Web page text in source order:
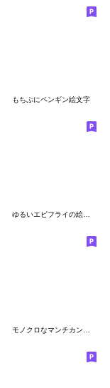
もちぷにペンギン絵文字
ゆるいエビフライの絵文字